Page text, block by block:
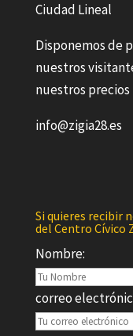
Ciudad Lineal
Disponemos de
nuestros
nuestros precios
info@zigia28.es
Si quieres recibir
del Centro Cívico
Nombre:
correo